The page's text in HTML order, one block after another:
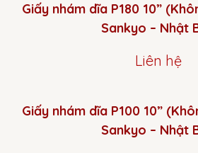
Giấy nhám dĩa P180 10”
Sankyo – Nhật
Liên hệ
Giấy nhám dĩa P100 10”
Sankyo – Nhật